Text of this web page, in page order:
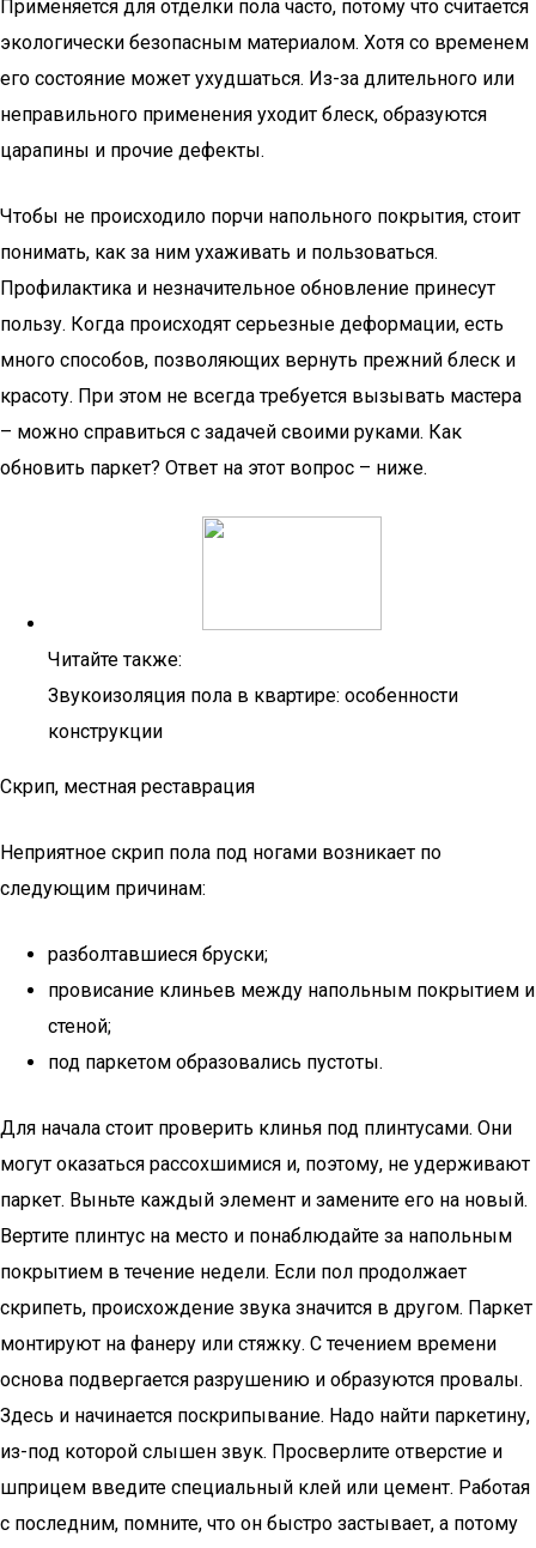
Применяется для отделки пола часто, потому что считается
экологически безопасным материалом. Хотя со временем
его состояние может ухудшаться. Из-за длительного или
неправильного применения уходит блеск, образуются
царапины и прочие дефекты.
Чтобы не происходило порчи напольного покрытия, стоит
понимать, как за ним ухаживать и пользоваться.
Профилактика и незначительное обновление принесут
пользу. Когда происходят серьезные деформации, есть
много способов, позволяющих вернуть прежний блеск и
красоту. При этом не всегда требуется вызывать мастера
– можно справиться с задачей своими руками. Как
обновить паркет? Ответ на этот вопрос – ниже.
Читайте также:
Звукоизоляция пола в квартире: особенности
конструкции
Скрип, местная реставрация
Неприятное скрип пола под ногами возникает по
следующим причинам:
разболтавшиеся бруски;
провисание клиньев между напольным покрытием и
стеной;
под паркетом образовались пустоты.
Для начала стоит проверить клинья под плинтусами. Они
могут оказаться рассохшимися и, поэтому, не удерживают
паркет. Выньте каждый элемент и замените его на новый.
Вертите плинтус на место и понаблюдайте за напольным
покрытием в течение недели. Если пол продолжает
скрипеть, происхождение звука значится в другом. Паркет
монтируют на фанеру или стяжку. С течением времени
основа подвергается разрушению и образуются провалы.
Здесь и начинается поскрипывание. Надо найти паркетину,
из-под которой слышен звук. Просверлите отверстие и
шприцем введите специальный клей или цемент. Работая
с последним, помните, что он быстро застывает, а потому